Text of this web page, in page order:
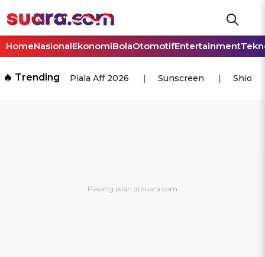
HomeNasionalEkonomiBolaOtomotifEntertainment
🔥 Trending Piala Aff 2026 Sunscreen Shio